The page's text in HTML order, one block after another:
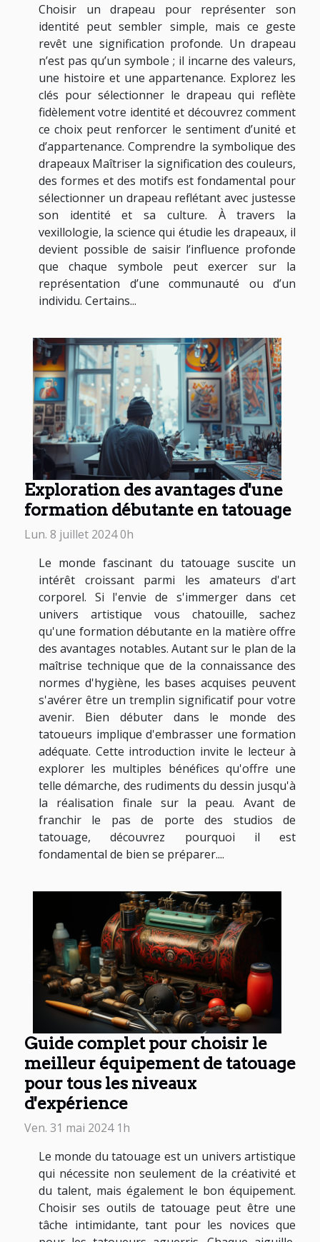
Choisir un drapeau pour représenter son
identité peut sembler simple, mais ce geste
revêt une signification profonde. Un drapeau
n’est pas qu’un symbole ; il incarne des valeurs,
une histoire et une appartenance. Explorez les
clés pour sélectionner le drapeau qui reflète
fidèlement votre identité et découvrez comment
ce choix peut renforcer le sentiment d’unité et
d’appartenance. Comprendre la symbolique des
drapeaux Maîtriser la signification des couleurs,
des formes et des motifs est fondamental pour
sélectionner un drapeau reflétant avec justesse
son identité et sa culture. À travers la
vexillologie, la science qui étudie les drapeaux, il
devient possible de saisir l’influence profonde
que chaque symbole peut exercer sur la
représentation d’une communauté ou d’un
individu. Certains...
Exploration des avantages d'une
formation débutante en tatouage
Lun. 8 juillet 2024 0h
Le monde fascinant du tatouage suscite un
intérêt croissant parmi les amateurs d'art
corporel. Si l'envie de s'immerger dans cet
univers artistique vous chatouille, sachez
qu'une formation débutante en la matière offre
des avantages notables. Autant sur le plan de la
maîtrise technique que de la connaissance des
normes d'hygiène, les bases acquises peuvent
s'avérer être un tremplin significatif pour votre
avenir. Bien débuter dans le monde des
tatoueurs implique d'embrasser une formation
adéquate. Cette introduction invite le lecteur à
explorer les multiples bénéfices qu'offre une
telle démarche, des rudiments du dessin jusqu'à
la réalisation finale sur la peau. Avant de
franchir le pas de porte des studios de
tatouage, découvrez pourquoi il est
fondamental de bien se préparer....
Guide complet pour choisir le
meilleur équipement de tatouage
pour tous les niveaux
d'expérience
Ven. 31 mai 2024 1h
Le monde du tatouage est un univers artistique
qui nécessite non seulement de la créativité et
du talent, mais également le bon équipement.
Choisir ses outils de tatouage peut être une
tâche intimidante, tant pour les novices que